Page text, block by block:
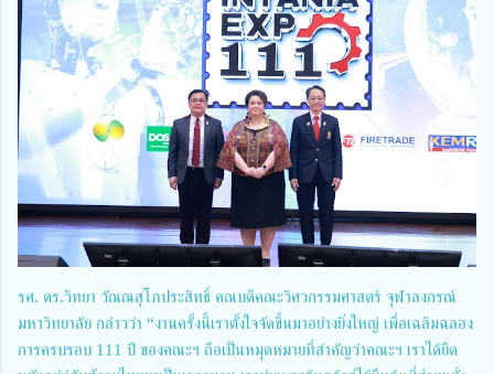
รศ. ดร.วิทยา วัณณสุโภประสิทธิ์ คณบดีคณะวิศวกรรมศาสตร์ จุฬาลงกรณ์
มหาวิทยาลัย กล่าวว่า “งานครั้งนี้เราตั้งใจจัดขึ้นมาอย่างยิ่งใหญ่ เพื่อเฉลิมฉลอง
การครบรอบ 111 ปี ของคณะฯ ถือเป็นหมุดหมายที่สำคัญว่าคณะฯ เราได้ยืด